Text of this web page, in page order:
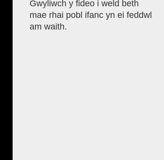
Gwyliwch y fideo i weld beth
mae rhai pobl ifanc yn ei feddwl
am waith.